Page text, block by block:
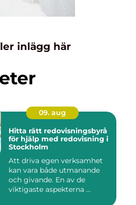
inlägg här
09. aug
Hitta rätt redovisningsbyrå
för hjälp med redovisning i
Stockholm
Att driva egen verksamhet
kan vara både utmanande
och givande. En av de
viktigaste aspekterna ...